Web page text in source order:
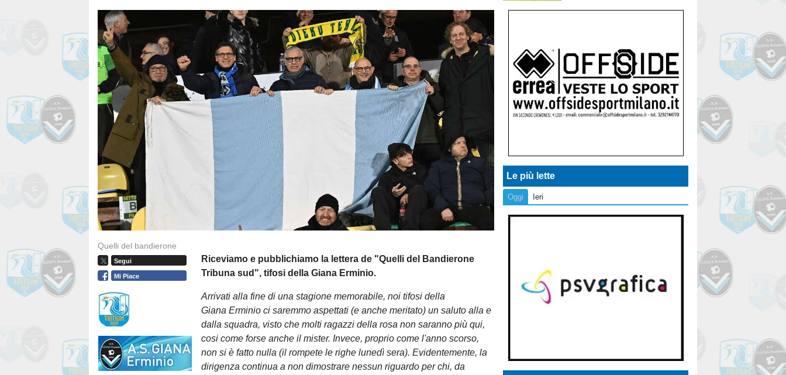
Quelli del bandierone
Segui
Mi Piace
Riceviamo e pubblichiamo la lettera de "Quelli del Bandierone
Tribuna sud", tifosi della Giana Erminio.
Arrivati alla fine di una stagione memorabile, noi tifosi della
Giana Erminio ci saremmo aspettati (e anche meritato) un saluto alla e
dalla squadra, visto che molti ragazzi della rosa non saranno più qui,
cosi come forse anche il mister. Invece, proprio come l'anno scorso,
non si è fatto nulla (il rompete le righe lunedì sera). Evidentemente, la
dirigenza continua a non dimostrare nessun riguardo per chi, da
Le più lette
Oggi Ieri